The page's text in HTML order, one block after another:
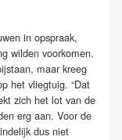
in opspraak,
wilden voorkomen.
maar kreeg
het vliegtuig. “Dat
zich het lot van de
erg aan. Voor de
dus niet